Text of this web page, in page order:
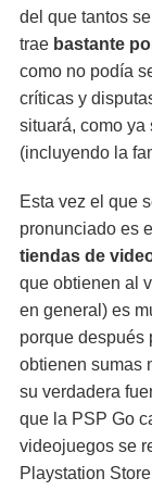
del que tantos
trae bastante
como no podía
críticas y
situará, como ya
(incluyendo la
Esta vez el que
pronunciado es el
tiendas de
que obtienen al
en general) es
porque después
obtienen sumas
su verdadera
que la PSP Go
videojuegos se
Playstation